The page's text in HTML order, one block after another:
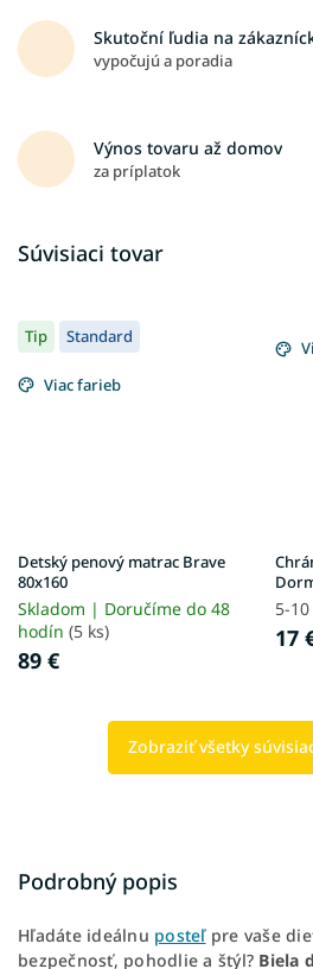
Skutoční ľudia na
vypočujú a poradia
Výnos tovaru až domov
za príplatok
Súvisiaci tovar
Tip Standard
Viac farieb
Detský penový matrac Brave
80x160
Skladom | Doručíme do 48
hodín (5 ks)
89 €
5-
17
Zobraziť všetky
Podrobný popis
Hľadáte ideálnu posteľpre vaše
bezpečnosť, pohodlie a štýl? Biela